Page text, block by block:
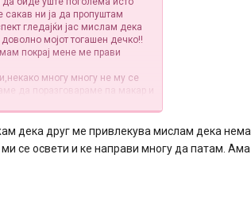
сакав ни ја да пропуштам
гледајќи јас мислам дека
мојот тогашен дечко!!
покрај мене ме прави
многу многу не му се
да поразговараме па макар и
главче и дека сум каша
искрена до коска,ама
ми ми ја шлапна
ко второ си викав ај
и решително ме однесе
време се мував додека се
дека друг ме привлекува мислам дека нема
ми се освети и ке направи многу да патам. Ама